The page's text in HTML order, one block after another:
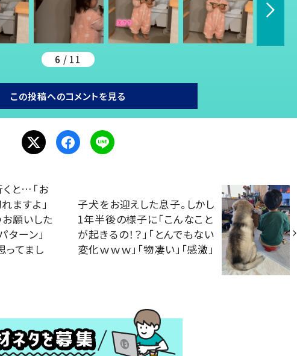
6 / 11
この投稿へのコメントを見る
と…「お
ますよ」
願いした
ターン」
ってまし
子犬をお迎えした息子。しかし
1年半後の様子に「こんなこと
が起きるの！？」「とんでもない
変化ｗｗｗ」「物凄い」「感激」